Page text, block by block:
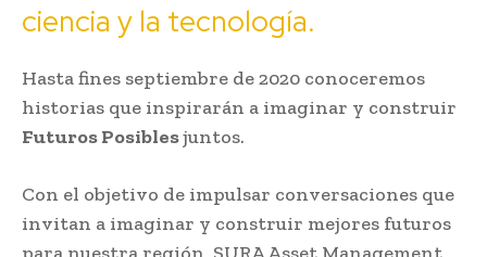
ciencia y la tecnología.
Hasta fines septiembre de 2020 conoceremos
historias que inspirarán a imaginar y construir
Futuros Posiblesjuntos.
Con el objetivo de impulsar conversaciones que
invitan a imaginar y construir mejores futuros